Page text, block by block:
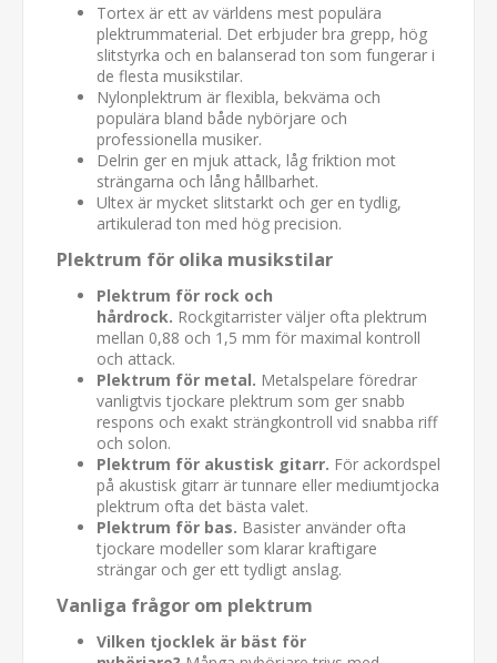
Tortex är ett av världens mest populära
plektrummaterial. Det erbjuder bra grepp, hög
slitstyrka och en balanserad ton som fungerar i
de flesta musikstilar.
Nylonplektrum är flexibla, bekväma och
populära bland både nybörjare och
professionella musiker.
Delrin ger en mjuk attack, låg friktion mot
strängarna och lång hållbarhet.
Ultex är mycket slitstarkt och ger en tydlig,
artikulerad ton med hög precision.
Plektrum för olika musikstilar
Plektrum för rock och
hårdrock. Rockgitarrister väljer ofta plektrum
mellan 0,88 och 1,5 mm för maximal kontroll
och attack.
Plektrum för metal. Metalspelare föredrar
vanligtvis tjockare plektrum som ger snabb
respons och exakt strängkontroll vid snabba riff
och solon.
Plektrum för akustisk gitarr. För ackordspel
på akustisk gitarr är tunnare eller mediumtjocka
plektrum ofta det bästa valet.
Plektrum för bas. Basister använder ofta
tjockare modeller som klarar kraftigare
strängar och ger ett tydligt anslag.
Vanliga frågor om plektrum
Vilken tjocklek är bäst för